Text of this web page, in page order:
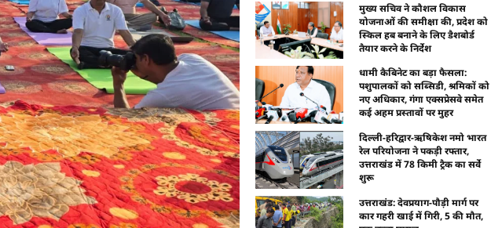
मुख्य सचिव ने कौशल विकास
योजनाओं की समीक्षा की, प्रदेश को
स्किल हब बनाने के लिए डैशबोर्ड
तैयार करने के निर्देश
धामी कैबिनेट का बड़ा फैसला:
पशुपालकों को सब्सिडी, श्रमिकों को
नए अधिकार, गंगा एक्सप्रेसवे समेत
कई अहम प्रस्तावों पर मुहर
दिल्ली-हरिद्वार-ऋषिकेश नमो भारत
रेल परियोजना ने पकड़ी रफ्तार,
उत्तराखंड में 78 किमी ट्रैक का सर्वे
शुरू
उत्तराखंड: देवप्रयाग-पौड़ी मार्ग पर
कार गहरी खाई में गिरी, 5 की मौत,